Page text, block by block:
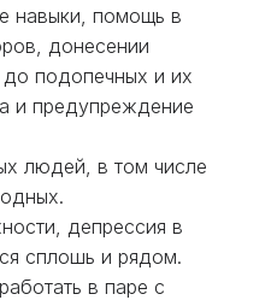
навыки, помощь в
донесении
подопечных и их
и предупреждение
людей, в том числе
депрессия в
сплошь и рядом.
в паре с